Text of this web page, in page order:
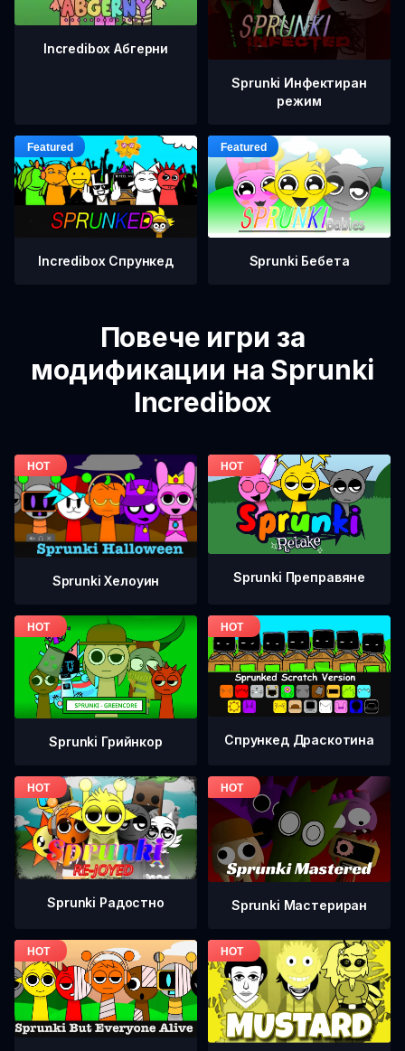
Incredibox Абгерни
Sprunki Инфектиран
режим
Incredibox Спрункед Sprunki Бебета
Повече игри за
модификации на Sprunki
Incredibox
Sprunki Хелоуин Sprunki Преправяне
Sprunki Грийнкор Спрункед Драскотина
Sprunki Радостно Sprunki Мастериран